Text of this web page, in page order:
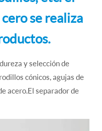
se realiza
y selección de
cónicos, agujas de
acero.El separador de